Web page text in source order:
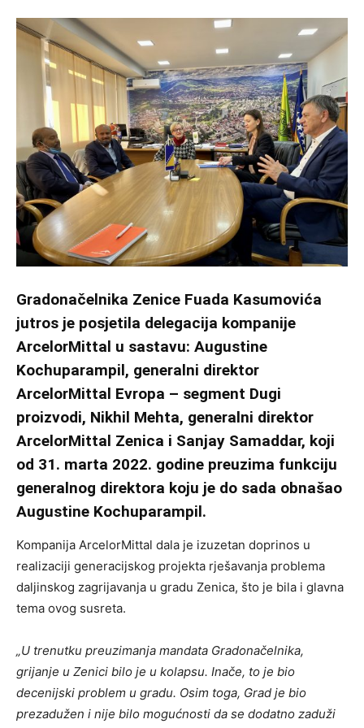
Gradonačelnika Zenice Fuada Kasumovića
jutros je posjetila delegacija kompanije
ArcelorMittal u sastavu: Augustine
Kochuparampil, generalni direktor
ArcelorMittal Evropa – segment Dugi
proizvodi, Nikhil Mehta, generalni direktor
ArcelorMittal Zenica i Sanjay Samaddar, koji
od 31. marta 2022. godine preuzima funkciju
generalnog direktora koju je do sada obnašao
Augustine Kochuparampil.
Kompanija ArcelorMittal dala je izuzetan doprinos u
realizaciji generacijskog projekta rješavanja problema
daljinskog zagrijavanja u gradu Zenica, što je bila i glavna
tema ovog susreta.
„U trenutku preuzimanja mandata Gradonačelnika,
grijanje u Zenici bilo je u kolapsu. Inače, to je bio
decenijski problem u gradu. Osim toga, Grad je bio
prezadužen i nije bilo mogućnosti da se dodatno zaduži